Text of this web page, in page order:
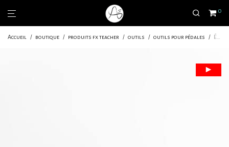
0
Accueil / boutique / produits fx teacher / outils / outils pour pédales / Éponge en laiton de remplacement pour nettoyeur de panne